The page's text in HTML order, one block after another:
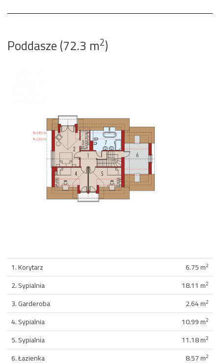
Poddasze (72.3 m2)
1. Korytarz 6.75 m2
2. Sypialnia 18.11 m2
3. Garderoba 2.64 m2
4. Sypialnia 10.99 m2
5. Sypialnia 11.18 m2
6. Łazienka 8.57 m2